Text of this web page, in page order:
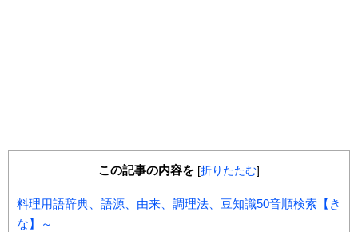
この記事の内容を [折りたたむ]
料理用語辞典、語源、由来、調理法、豆知識50音順検索【き
な】～